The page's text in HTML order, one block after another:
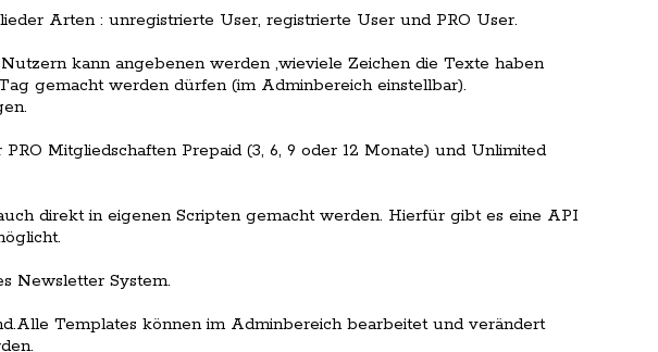
Arten : unregistrierte User, registrierte User und PRO User.
kann angebenen werden ,wieviele Zeichen die Texte haben
gemacht werden dürfen (im Adminbereich einstellbar).
Mitgliedschaften Prepaid (3, 6, 9 oder 12 Monate) und Unlimited
direkt in eigenen Scripten gemacht werden. Hierfür gibt es eine API
Newsletter System.
Templates können im Adminbereich bearbeitet und verändert